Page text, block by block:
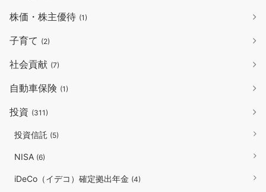
株価・株主優待 (1)
子育て (2)
社会貢献 (7)
自動車保険 (1)
投資 (311)
投資信託 (5)
NISA (6)
iDeCo（イデコ）確定拠出年金 (4)